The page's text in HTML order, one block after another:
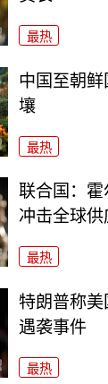
最热
中国至朝
壤
最热
联合国：
冲击全球供
最热
特朗普称
遇袭事件
最热